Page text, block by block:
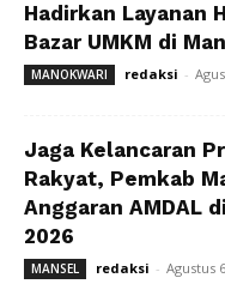
Hadirkan Layanan
Bazar UMKM di
MANOKWARI redaksi -
Jaga Kelancaran
Rakyat, Pemkab
Anggaran AMDAL
2026
MANSEL redaksi - Agustus